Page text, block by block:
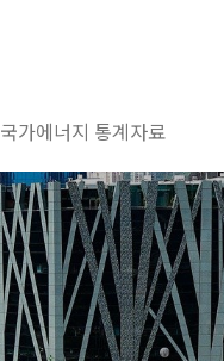
국가에너지 통계자료